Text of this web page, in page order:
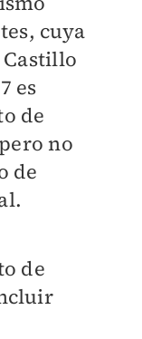
cuya
Castillo
es
de
no
de
de